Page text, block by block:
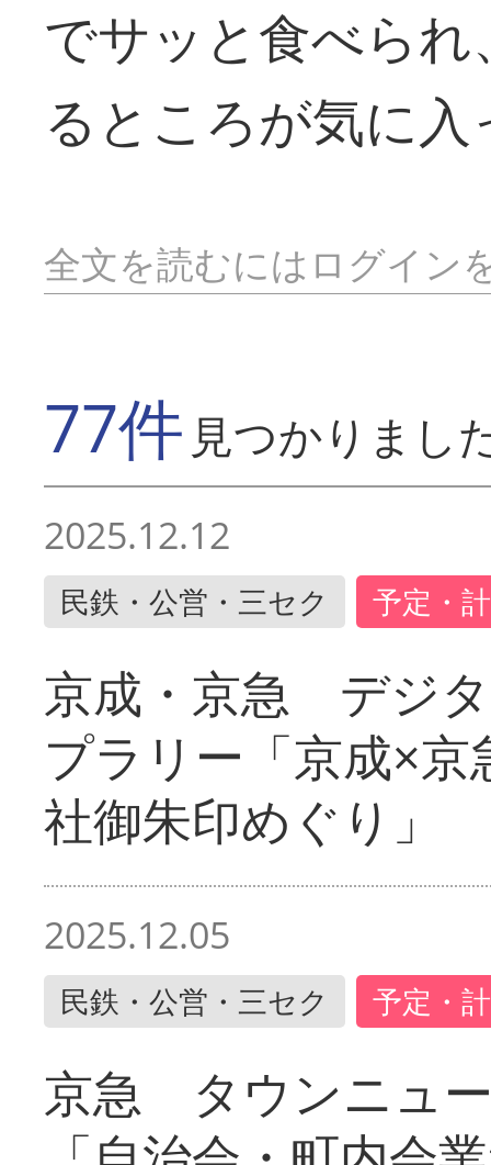
でサッと食べら
るところが気に
全文を読むにはログイン
77件 見つかりまし
2025.12.12
民鉄・公営・三セク 予定・
京成・京急 デジ
プラリー「京成×
社御朱印めぐり」
2025.12.05
民鉄・公営・三セク 予定・
京急 タウンニュ